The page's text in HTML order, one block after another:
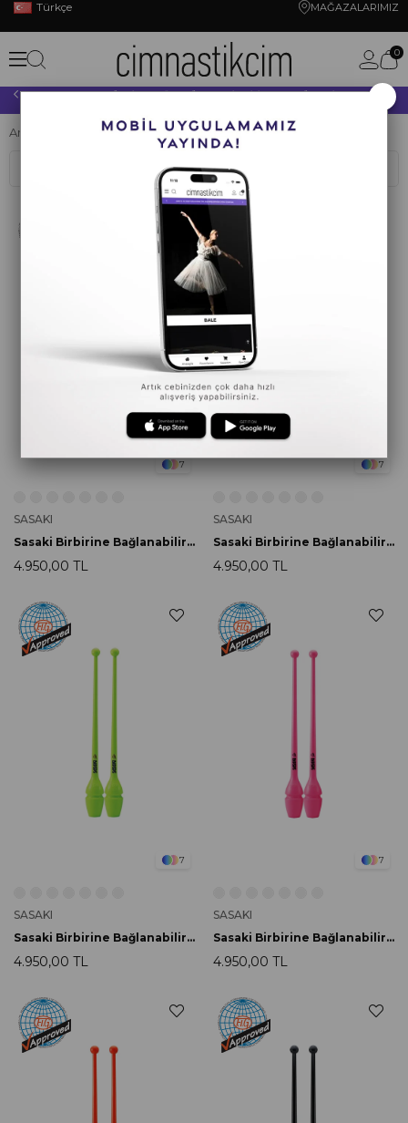
Türkçe MAĞAZALARIMIZ
0
10.000 TL VE ÜZERİ YAPACAĞINIZ TÜM ALIŞVERİŞLERİNİZDE KARGO ÜCRETSİZ!
Anasayfa CİMNASTİK ALETLER Labut
7
SASAKI
Sasaki Birbirine Bağlanabilir Labut 44cm M-34H-F PP
4.950,00 TL
7
SASAKI
Sasaki Birbirine Bağlanabilir Labut 44cm M-34H-F LMY
4.950,00 TL
7
SASAKI
Sasaki Birbirine Bağlanabilir Labut 44cm M-34H-F LMG
4.950,00 TL
7
SASAKI
Sasaki Birbirine Bağlanabilir Labut 44cm M-34H-F FRP
4.950,00 TL